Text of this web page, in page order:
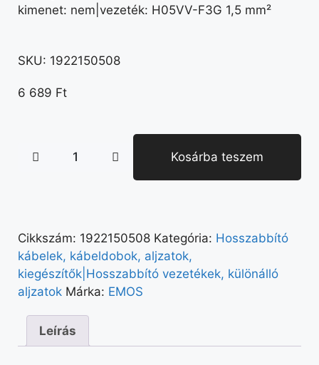
kimenet: nem|vezeték: H05VV-F3G 1,5 mm²
SKU: 1922150508
6 689 Ft
Kosárba teszem
Cikkszám: 1922150508 Kategória: Hosszabbító
kábelek, kábeldobok, aljzatok,
kiegészítők|Hosszabbító vezetékek, különálló
aljzatok Márka: EMOS
Leírás